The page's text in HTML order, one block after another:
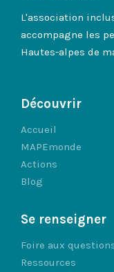
L'association
accompagne les
Hautes-alpes de
Découvrir
Accueil
MAPEmonde
Actions
Blog
Se renseigner
Foire aux
Ressources